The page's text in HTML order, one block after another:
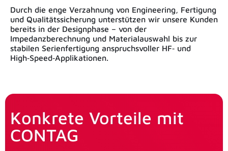
Durch die enge Verzahnung von Engineering, Fertigung
und Qualitätssicherung unterstützen wir unsere Kunden
bereits in der Designphase – von der
Impedanzberechnung und Materialauswahl bis zur
stabilen Serienfertigung anspruchsvoller HF‑ und
High‑Speed‑Applikationen.
Konkrete Vorteile mit
CONTAG